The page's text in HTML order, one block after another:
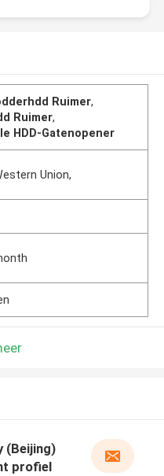
Ruimer,
Ruimer,
HDD-Gatenopener
Union,
(Beijing)
profiel